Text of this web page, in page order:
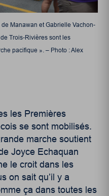
Manawan et Gabrielle Vachon-
Trois-Rivières sont les
pacifique ». – Photo : Alex
les Premières
se sont mobilisés.
marche soutient
Joyce Echaquan
le croit dans les
on sait qu’il y a
ça dans toutes les